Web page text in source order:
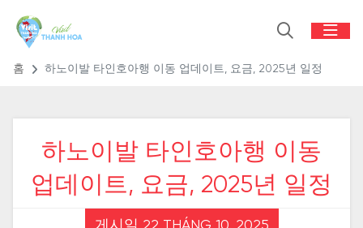
홈 하노이발 타인호아행 이동 업데이트, 요금, 2025년 일정
하노이발 타인호아행 이동
업데이트, 요금, 2025년 일정